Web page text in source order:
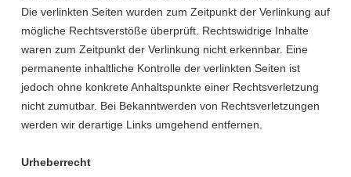
Die verlinkten Seiten wurden zum Zeitpunkt der Verlinkung auf
mögliche Rechtsverstöße überprüft. Rechtswidrige Inhalte
waren zum Zeitpunkt der Verlinkung nicht erkennbar. Eine
permanente inhaltliche Kontrolle der verlinkten Seiten ist
jedoch ohne konkrete Anhaltspunkte einer Rechtsverletzung
nicht zumutbar. Bei Bekanntwerden von Rechtsverletzungen
werden wir derartige Links umgehend entfernen.
Urheberrecht